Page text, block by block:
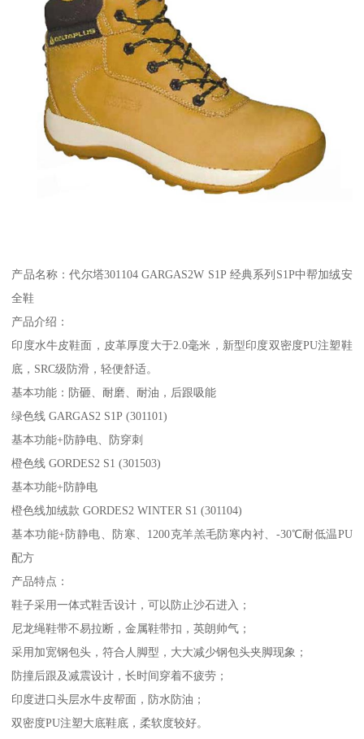
产品名称：代尔塔301104 GARGAS2W S1P 经典系列S1P中帮加绒安
全鞋
产品介绍：
印度水牛皮鞋面，皮革厚度大于2.0毫米，新型印度双密度PU注塑鞋
底，SRC级防滑，轻便舒适。
基本功能：防砸、耐磨、耐油，后跟吸能
绿色线 GARGAS2 S1P (301101)
基本功能+防静电、防穿刺
橙色线 GORDES2 S1 (301503)
基本功能+防静电
橙色线加绒款 GORDES2 WINTER S1 (301104)
基本功能+防静电、防寒、1200克羊羔毛防寒内衬、-30℃耐低温PU
配方
产品特点：
鞋子采用一体式鞋舌设计，可以防止沙石进入；
尼龙绳鞋带不易拉断，金属鞋带扣，英朗帅气；
采用加宽钢包头，符合人脚型，大大减少钢包头夹脚现象；
防撞后跟及减震设计，长时间穿着不疲劳；
印度进口头层水牛皮帮面，防水防油；
双密度PU注塑大底鞋底，柔软度较好。